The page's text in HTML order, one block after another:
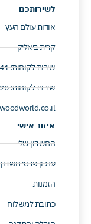
לשירותכם
אודות עולם העץ
קרית ביאליק
שירות לקוחות: 055-7723141 ​
שירות לקוחות: 04-7798220 ​
איזור אישי
החשבון שלי
עדכון פרטי חשבון
הזמנות
כתובת למשלוח